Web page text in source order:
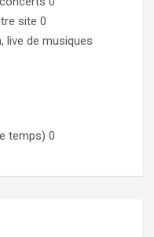
site 0
live de musiques
temps) 0